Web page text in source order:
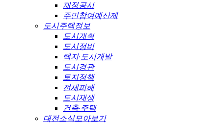
재정공시
주민참여예산제
도시주택정보
도시계획
도시정비
택지·도시개발
도시경관
토지정책
전세피해
도시재생
건축·주택
대전소식모아보기